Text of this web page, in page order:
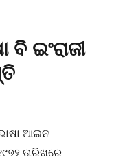
ବି ଇଂରାଜୀ
ଆଇନ
ତାରିଖରେ